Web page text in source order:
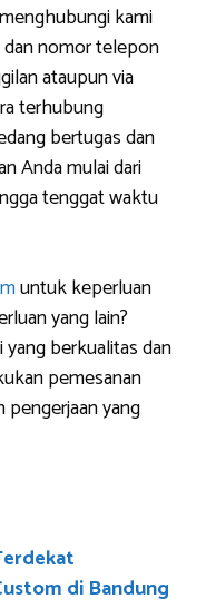
kami
nomor telepon
ataupun via
terhubung
bertugas dan
Anda mulai dari
tenggat waktu
untuk keperluan
yang lain?
berkualitas dan
pemesanan
pengerjaan yang
di Bandung